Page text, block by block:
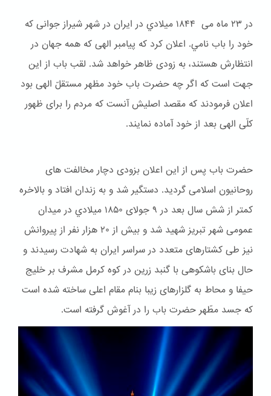
در ۲۳ ماه می ۱۸۴۴ ميلادي در ایران در شهر شیراز جوانی که
خود را باب نامي. اعلان کرد که پیامبر الهی که همه جهان در
انتظارش هستند، به زودی ظاهر خواهد شد. لقب باب از این
جهت است که اگر چه حضرت باب خود مظهر مستقلّ الهی بود
اعلان فرمودند که مقصد اصلیش آنست که مردم را برای ظهور
کلّی الهی بعد از خود آماده نمایند.
حضرت باب پس از این اعلان بزودی دچار مخالفت های
روحانیون اسلامی گردید. دستگیر شد و به زندان افتاد و بالاخره
کمتر از شش سال بعد در ۹ جولای ۱۸۵۰ ميلادي در میدان
عمومی شهر تبریز شهید شد و بیش از ۲۰ هزار نفر از پیروانش
نیز طی کشتارهای متعدد در سراسر ایران به شهادت رسیدند و
حال بنای باشكوهی با گنبد زرین در کوه کرمل مشرف بر خلیج
حیفا و محاط به گلزارهای زیبا بنام مقام اعلی ساخته شده است
که جسد مطّهر حضرت باب را در آغوش گرفته است.